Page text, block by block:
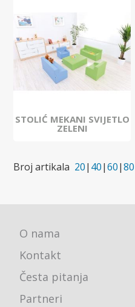
STOLIĆ MEKANI SVIJETLO
ZELENI
Broj artikala 20| 40|60|80
O nama
Kontakt
Česta pitanja
Partneri